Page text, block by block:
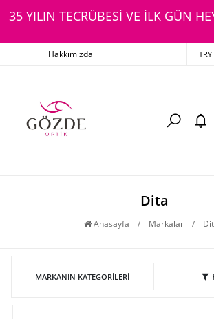
35 YILIN TECRÜBESİ VE İLK GÜN
Hakkımızda TRY
Dita
Anasayfa / Markalar /
MARKANIN KATEGORILERI